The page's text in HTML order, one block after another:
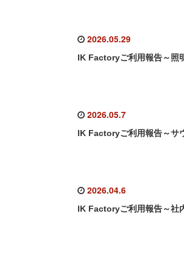
2026.05.29
IK Factoryご利用報告～照
2026.05.7
IK Factoryご利用報告～サ
2026.04.6
IK Factoryご利用報告～社